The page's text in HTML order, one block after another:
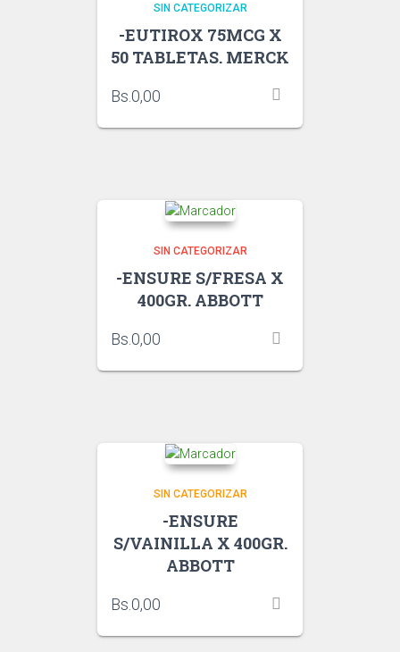
SIN CATEGORIZAR
-EUTIROX 75MCG X
50 TABLETAS. MERCK
Bs. 0,00
SIN CATEGORIZAR
-ENSURE S/FRESA X
400GR. ABBOTT
Bs. 0,00
SIN CATEGORIZAR
-ENSURE
S/VAINILLA X 400GR.
ABBOTT
Bs. 0,00